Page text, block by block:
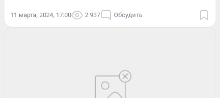
11 марта, 2024, 17:00 2 937 Обсудить